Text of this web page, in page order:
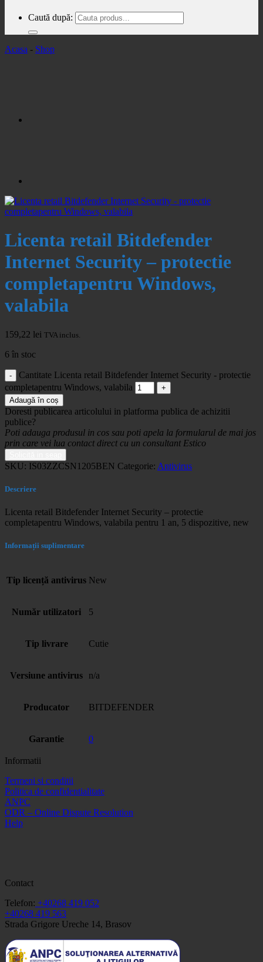
Caută după:
Acasa - Shop
Licenta retail Bitdefender
Internet Security – protectie
completapentru Windows,
valabila
159,22 lei TVA inclus.
6 în stoc
Cantitate Licenta retail Bitdefender Internet Security - protectie
completapentru Windows, valabila
Adaugă în coș
Doresti publicarea articolului in platforma publica de achizitii
publice?
Poti adauga produsul in cos sau poti apela la formularul de mai jos
prin care vei lua contact direct cu un consultant Estico
SKU: IS03ZZCSN1205BEN Categorie: Antivirus
Descriere
Licenta retail Bitdefender Internet Security – protectie
completapentru Windows, valabila pentru 1 an, 5 dispozitive, new
Informații suplimentare
Tip licență antivirus New
Număr utilizatori 5
Tip livrare Cutie
Versiune antivirus n/a
Producator BITDEFENDER
Garantie 0
Informatii
Termeni si conditii
Politica de confidentialitate
ANPC
ODR – Online Dispute Resolution
Help
Contact
Telefon: +40268 419 052
+40268 419 563
Strada Grigore Ureche 14, Brasov